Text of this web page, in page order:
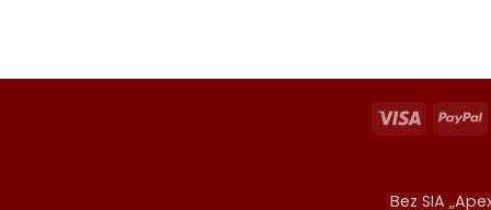
Visa
Bez SIA